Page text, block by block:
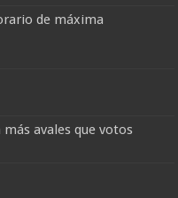
de máxima
más avales que votos